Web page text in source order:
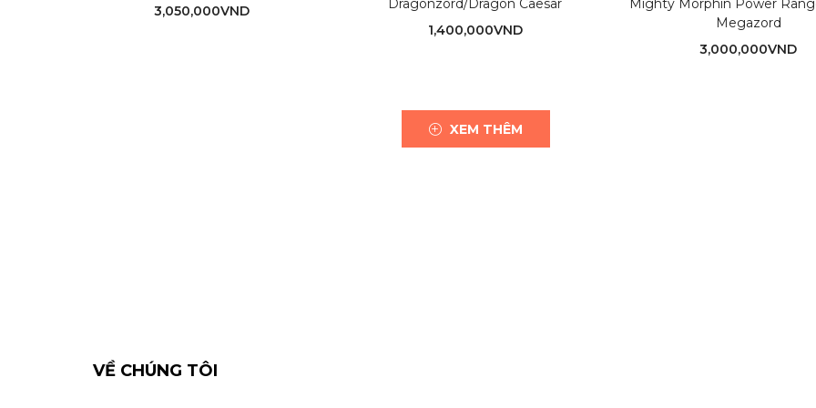
3,050,000VND
Dragonzord/Dragon Caesar
1,400,000VND
Mighty Morphin Power
Megazord
3,000,000VND
XEM THÊM
VỀ CHÚNG TÔI